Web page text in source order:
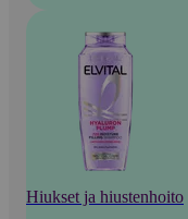
Hiukset ja hiustenhoito